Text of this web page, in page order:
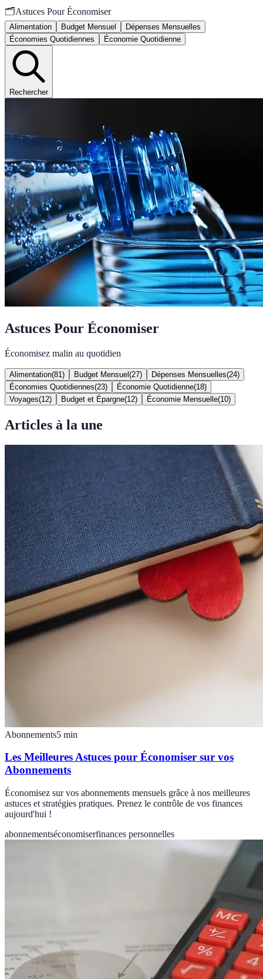
🗂️Astuces Pour Économiser
Alimentation Budget Mensuel
Dépenses Mensuelles
Économies Quotidiennes
Économie Quotidienne
Rechercher
Astuces Pour Économiser
Économisez malin au quotidien
Alimentation(81 ) Budget Mensuel (27) Dépenses Mensuelles(24)
Économies Quotidiennes(23) Économie Quotidienne(18)
Voyages(12) Budget et Épargne(12) Économie Mensuelle(10)
Articles à la une
Abonnements5 min
Les Meilleures Astuces pour Économiser sur vos
Abonnements
Économisez sur vos abonnements mensuels grâce à nos meilleures
astuces et stratégies pratiques. Prenez le contrôle de vos finances
aujourd'hui !
abonnementséconomiserfinances personnelles